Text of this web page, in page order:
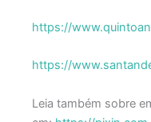
https://
https://
Leia também sobre